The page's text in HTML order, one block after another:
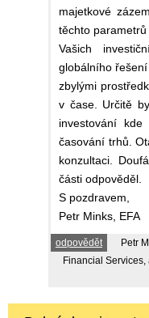
majetkové
těchto
Vašich
globálního
zbylými
v čase. Určitě
investování
časování trhů.
konzultaci.
části odpověděl.
S pozdravem,
Petr Minks, EFA
odpovědět
Petr
Financial